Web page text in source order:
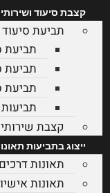
קצבת סיעוד
תביעת סיעוד
תביעת
תביעת
תביעת
קצבת
ייצוג בתביעות
תאונות דרכים
תאונות